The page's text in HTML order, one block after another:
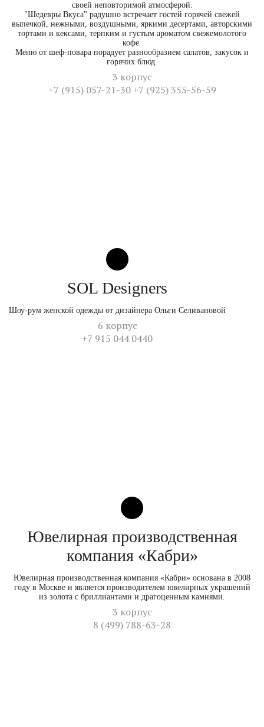
своей неповторимой атмосферой.
"Шедевры Вкуса" радушно встречает гостей горячей свежей
выпечкой, нежными, воздушными, яркими десертами, авторскими
тортами и кексами, терпким и густым ароматом свежемолотого
кофе.
Меню от шеф-повара порадует разнообразием салатов, закусок и
горячих блюд.
3 корпус
+7 (915) 057-21-30 +7 (925) 355-56-59
SOL Designers
Шоу-рум женской одежды от дизайнера Ольги Селивановой
6 корпус
+7 915 044 0440
Ювелирная производственная
компания «Кабри»
Ювелирная производственная компания «Кабри» основана в 2008
году в Москве и является производителем ювелирных украшений
из золота с бриллиантами и драгоценным камнями.
3 корпус
8 (499) 788-63-28